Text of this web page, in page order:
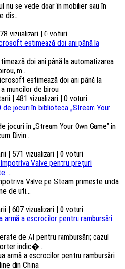
nu se vede doar în mobilier sau în
dis...
vizualizari | 0 voturi
estimează doi ani până la
doi ani până la automatizarea
m...
| 481 vizualizari | 0 voturi
de jocuri în biblioteca „Stream Your
jocuri în „Stream Your Own Game” în
Divin...
| 571 vizualizari | 0 voturi
Valve pentru prețuri
...
Valve pe Steam primește undă
de uti...
| 607 vizualizari | 0 voturi
armă a escrocilor pentru rambursări
de AI pentru rambursări; cazul
indic�...